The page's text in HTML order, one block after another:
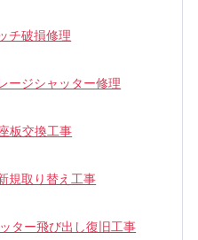
チ破損修理
ージシャッター修理
板交換工事
規取り替え工事
ター飛び出し復旧工事